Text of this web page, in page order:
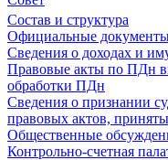
Состав и структура
Официальные
Сведения о доходах и
Правовые акты по ПДн
обработки ПДн
Сведения о признании
правовых актов,
Общественные
Контрольно-счетная